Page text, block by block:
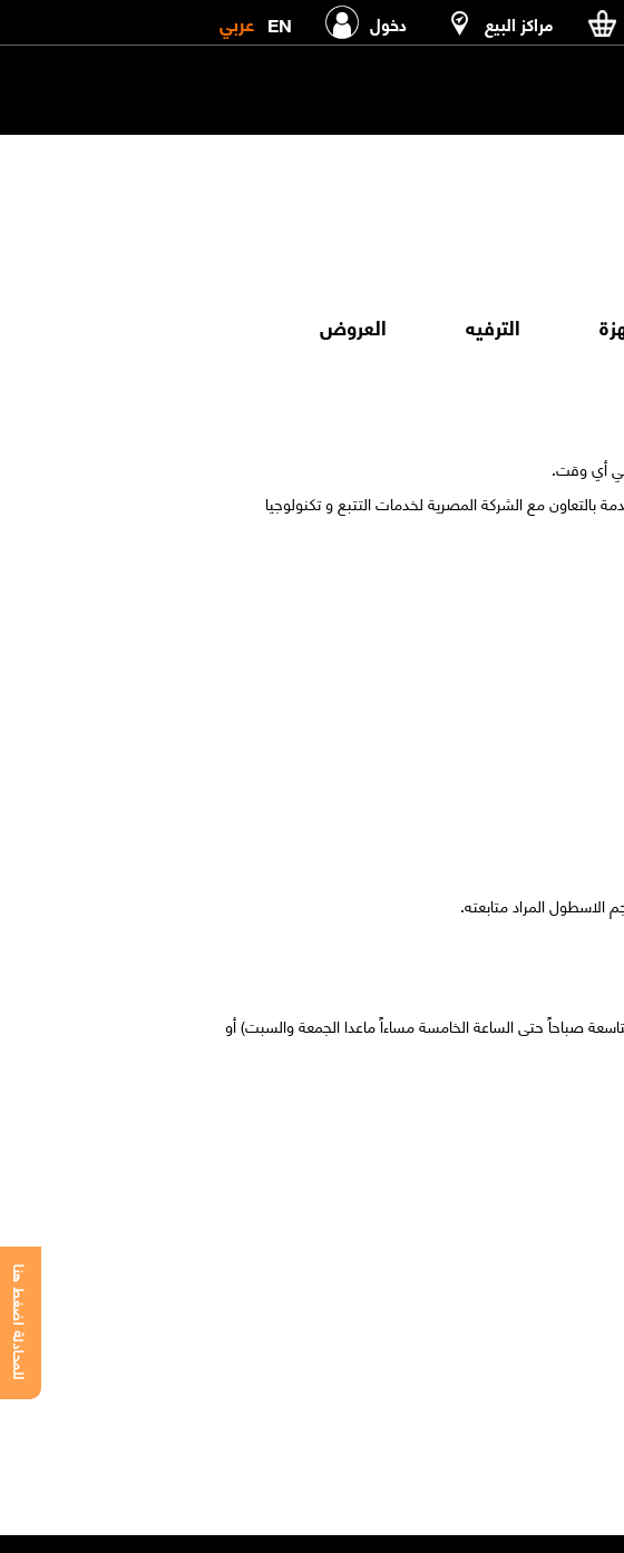
مراكز البيع دخول EN عربي
الترفيه العروض
في أي وقت.
مع الشركة المصرية لخدمات التتبع و تكنولوجيا
المراد متابعته.​
من أي تليفون أرضي (من الساعة التاسعة صباحاً حتى الساعة الخامسة مساءاً ماعدا الجمعة والسبت) أو
للمحادثة اضغط هنا